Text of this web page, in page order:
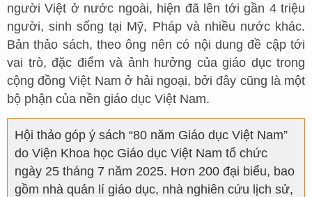
người Việt ở nước ngoài, hiện đã lên tới gần 4 triệu
người, sinh sống tại Mỹ, Pháp và nhiều nước khác.
Bản thảo sách, theo ông nên có nội dung đề cập tới
vai trò, đặc điểm và ảnh hưởng của giáo dục trong
cộng đồng Việt Nam ở hải ngoại, bởi đây cũng là một
bộ phận của nền giáo dục Việt Nam.
Hội thảo góp ý sách “80 năm Giáo dục Việt Nam”
do Viện Khoa học Giáo dục Việt Nam tổ chức
ngày 25 tháng 7 năm 2025. Hơn 200 đại biểu, bao
gồm nhà quản lí giáo dục, nhà nghiên cứu lịch sử,